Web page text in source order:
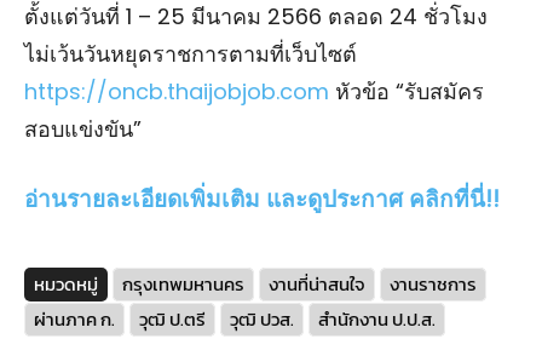
ตั้งแต่วันที่ 1 – 25 มีนาคม 2566 ตลอด 24 ชั่วโมง
ไม่เว้นวันหยุดราชการตามที่เว็บไซต์
https://oncb.thaijobjob.com หัวข้อ “รับสมัคร
สอบแข่งขัน”
อ่านรายละเอียดเพิ่มเติม และดูประกาศ คลิกที่นี่!!
หมวดหมู่ กรุงเทพมหานคร งานที่น่าสนใจ
งานราชการ
ผ่านภาค ก.
วุฒิ ป.ตรี วุฒิ ปวส. สำนักงาน ป.ป.ส.